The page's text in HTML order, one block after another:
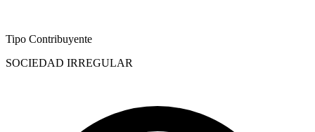
Tipo Contribuyente
SOCIEDAD IRREGULAR